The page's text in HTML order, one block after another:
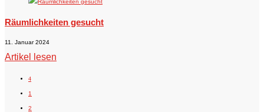
Räumlichkeiten gesucht
11. Januar 2024
Artikel lesen
4
1
2